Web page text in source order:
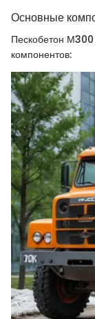
Основные
Пескобетон М300
компонентов: